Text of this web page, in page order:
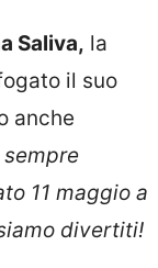
Saliva, la
il suo
anche
sempre
11 maggio a
divertiti!